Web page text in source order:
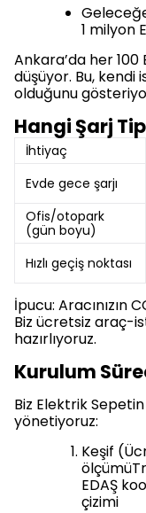
1 milyon
Ankara’da her 100
düşüyor. Bu,
olduğunu
Hangi Şarj
İhtiyaç
Evde gece şarjı
Ofis/otopark
(gün boyu)
Hızlı geçiş noktası
İpucu: Aracınızın
Biz ücretsiz araç-
hazırlıyoruz.
Kurulum
Biz Elektrik Sepetin
yönetiyoruz:
Keşif
EDAŞ
çizimi